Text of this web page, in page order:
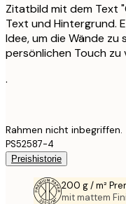
Zitatbild mit dem Text
Text und Hintergrund.
Idee, um die Wände
persönlichen Touch zu
.
Rahmen nicht inbegriffen.
PS52587-4
Preishistorie
200 g / m²
mit mattem